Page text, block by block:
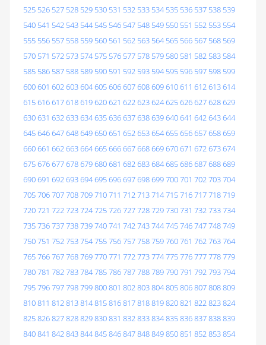
525 526 527 528 529 530 531 532 533 534 535 536 537 538 539
540 541 542 543 544 545 546 547 548 549 550 551 552 553 554
555 556 557 558 559 560 561 562 563 564 565 566 567 568 569
570 571 572 573 574 575 576 577 578 579 580 581 582 583 584
585 586 587 588 589 590 591 592 593 594 595 596 597 598 599
600601 602603604605606607608609610611 612613614
615616617618619620621 622623624625626627628629
630631 632633634635636637638639640641 642643644
645646647648649650651 652653654655656657658659
660661 662663664665666667668669670671 672673674
675676677678679680681 682683684685686687688689
690691 692693694695696697698699700701 702703704
705706707708709710711 712713714715716717718719
720721 722723724725726727728729730731 732733734
735736737738739740741 742743744745746747748749
750751 752753754755756757758759760761 762763764
765766767768769770771 772773774775776777778779
780781 782783784785786787788789790791 792793794
795796797798799800801 802803804805806807808809
810811 812813814815816817818819820821 822823824
825826827828829830831 832833834835836837838839
840841 842843844845846847848849850851 852853854